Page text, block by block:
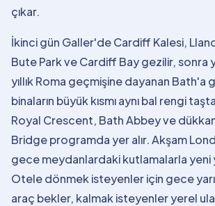
çıkar.
İkinci gün Galler'de Cardiff Kalesi,
Bute Park ve Cardiff Bay gezilir, sonra
yıllık Roma geçmişine dayanan Bath'a
binaların büyük kısmı aynı bal rengi
Royal Crescent, Bath Abbey ve
Bridge programda yer alır. Akşam
gece meydanlardaki kutlamalarla yeni
Otele dönmek isteyenler için gece
araç bekler, kalmak isteyenler yerel